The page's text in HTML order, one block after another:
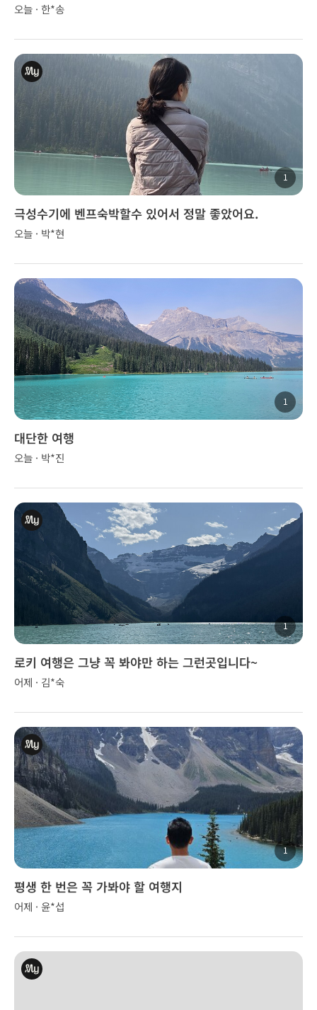
오늘 · 한*송
1
극성수기에 벤프숙박할수 있어서 정말 좋았어요.
오늘 · 박*현
1
대단한 여행
오늘 · 박*진
1
로키 여행은 그냥 꼭 봐야만 하는 그런곳입니다~
어제 · 김*숙
1
평생 한 번은 꼭 가봐야 할 여행지
어제 · 윤*섭